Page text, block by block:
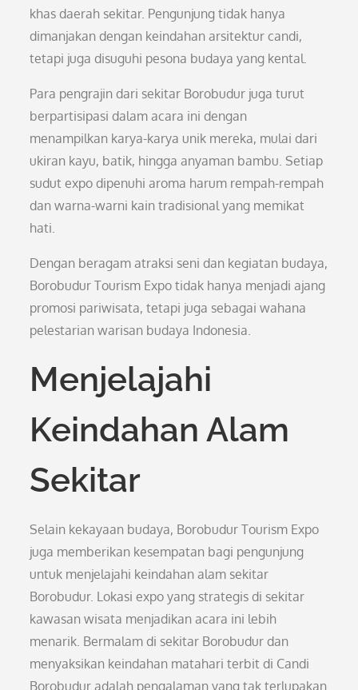
khas daerah sekitar. Pengunjung tidak hanya
dimanjakan dengan keindahan arsitektur candi,
tetapi juga disuguhi pesona budaya yang kental.
Para pengrajin dari sekitar Borobudur juga turut
berpartisipasi dalam acara ini dengan
menampilkan karya-karya unik mereka, mulai dari
ukiran kayu, batik, hingga anyaman bambu. Setiap
sudut expo dipenuhi aroma harum rempah-rempah
dan warna-warni kain tradisional yang memikat
hati.
Dengan beragam atraksi seni dan kegiatan budaya,
Borobudur Tourism Expo tidak hanya menjadi ajang
promosi pariwisata, tetapi juga sebagai wahana
pelestarian warisan budaya Indonesia.
Menjelajahi
Keindahan Alam
Sekitar
Selain kekayaan budaya, Borobudur Tourism Expo
juga memberikan kesempatan bagi pengunjung
untuk menjelajahi keindahan alam sekitar
Borobudur. Lokasi expo yang strategis di sekitar
kawasan wisata menjadikan acara ini lebih
menarik. Bermalam di sekitar Borobudur dan
menyaksikan keindahan matahari terbit di Candi
Borobudur adalah pengalaman yang tak terlupakan